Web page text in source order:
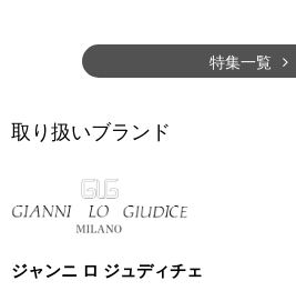
特集一覧
取り扱いブランド
ジャンニ ロ ジュディチェ